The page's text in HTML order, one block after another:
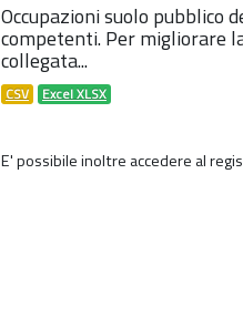
Occupazioni suolo pubblico
competenti. Per migliorare
collegata...
CSV Excel XLSX
E' possibile inoltre accedere al